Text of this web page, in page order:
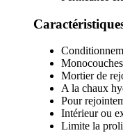
Mortier de
A la chaux
Pour
Intérieur ou
Limite la